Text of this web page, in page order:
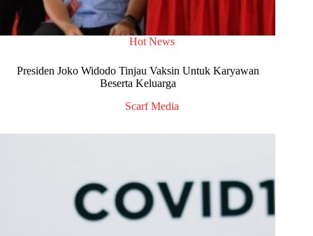
Hot News
Presiden Joko Widodo Tinjau Vaksin Untuk Karyawan
Beserta Keluarga
Scarf Media